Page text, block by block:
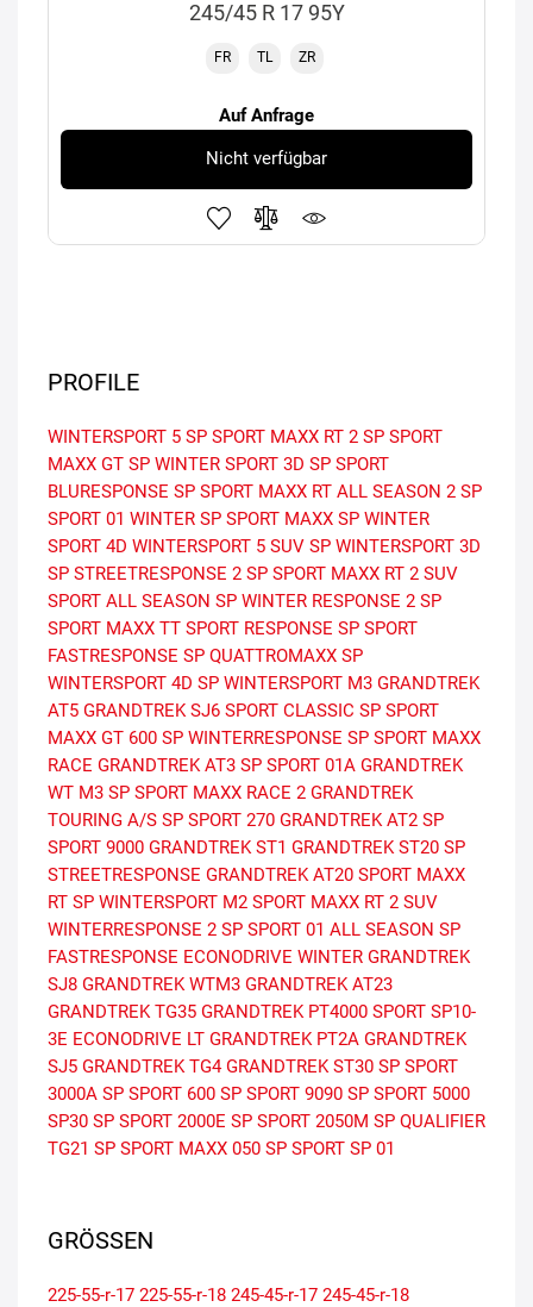
245/45 R 17 95Y
FR TL ZR
Auf Anfrage
Nicht verfügbar
PROFILE
WINTERSPORT 5 SP SPORT MAXX RT 2 SP SPORT
MAXX GT SP WINTER SPORT 3D SP SPORT
BLURESPONSE SP SPORT MAXX RT ALL SEASON 2 SP
SPORT 01 WINTER SP SPORT MAXX SP WINTER
SPORT 4D WINTERSPORT 5 SUV SP WINTERSPORT 3D
SP STREETRESPONSE 2 SP SPORT MAXX RT 2 SUV
SPORT ALL SEASON SP WINTER RESPONSE 2 SP
SPORT MAXX TT SPORT RESPONSE SP SPORT
FASTRESPONSE SP QUATTROMAXX SP
WINTERSPORT 4D SP WINTERSPORT M3 GRANDTREK
AT5 GRANDTREK SJ6 SPORT CLASSIC SP SPORT
MAXX GT 600 SP WINTERRESPONSE SP SPORT MAXX
RACE GRANDTREK AT3 SP SPORT 01A GRANDTREK
WT M3 SP SPORT MAXX RACE 2 GRANDTREK
TOURING A/S SP SPORT 270 GRANDTREK AT2 SP
SPORT 9000 GRANDTREK ST1 GRANDTREK ST20 SP
STREETRESPONSE GRANDTREK AT20 SPORT MAXX
RT SP WINTERSPORT M2 SPORT MAXX RT 2 SUV
WINTERRESPONSE 2 SP SPORT 01 ALL SEASON SP
FASTRESPONSE ECONODRIVE WINTER GRANDTREK
SJ8 GRANDTREK WTM3 GRANDTREK AT23
GRANDTREK TG35 GRANDTREK PT4000 SPORT SP10-
3E ECONODRIVE LT GRANDTREK PT2A GRANDTREK
SJ5 GRANDTREK TG4 GRANDTREK ST30 SP SPORT
3000A SP SPORT 600 SP SPORT 9090 SP SPORT 5000
SP30 SP SPORT 2000E SP SPORT 2050M SP QUALIFIER
TG21 SP SPORT MAXX 050 SP SPORT SP 01
GRÖSSEN
225-55-r-17 225-55-r-18 245-45-r-17 245-45-r-18